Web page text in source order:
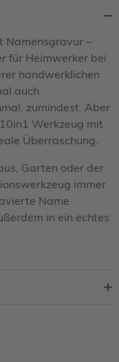
Namensgravur –
für Heimwerker bei
handwerklichen
auch
zumindest. Aber
Werkzeug mit
Überraschung.
Garten oder der
immer
Name
in ein echtes